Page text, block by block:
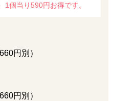
個当り590円お得です。
円別）
円別）